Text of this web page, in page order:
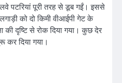
पटरियां पूरी तरह से डूब गईं। इससे
को दो किमी वीआईपी गेट के
की दृष्टि से रोक दिया गया। कुछ देर
कर दिया गया।